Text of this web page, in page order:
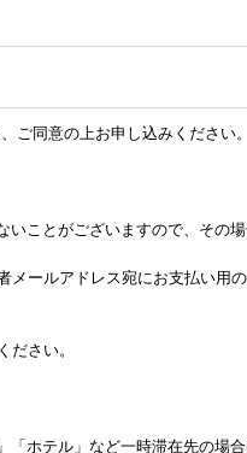
ご同意の上お申し込みください。
ことがございますので、その
ルアドレス宛にお支払い用
さい。
ホテル」など一時滞在先の